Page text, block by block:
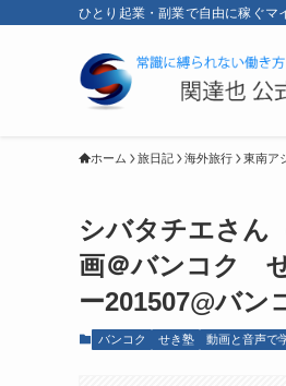
ひとり起業・副業で自由に稼ぐマ
ホーム 旅日記 海外旅行 東南ア
シバタチエさん
画＠バンコク
ー201507@バン
バンコク せき塾 動画と音声で